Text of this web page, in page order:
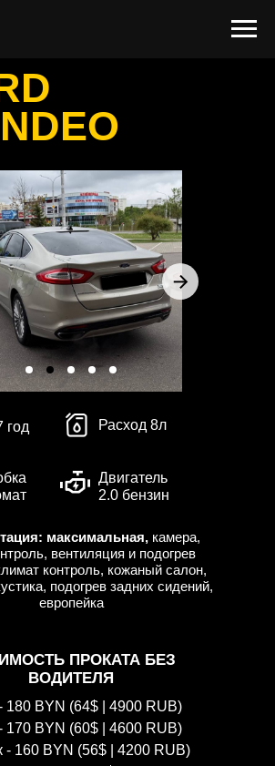
ПРОКАТА БЕЗ
ВОДИТЕЛЯ
180 BYN (64$ | 4900 RUB)
170 BYN (60$ | 4600 RUB)
- 160 BYN (56$ | 4200 RUB)
год
максимальная, камера,
вентиляция и подогрев
контроль, кожаный салон,
подогрев задних сидений,
европейка
Расход 8л
Двигатель
2.0 бензин